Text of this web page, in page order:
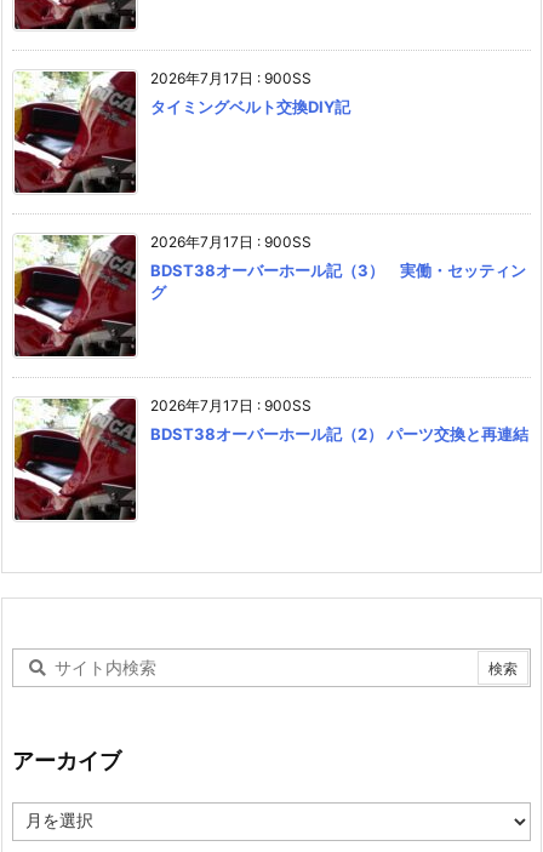
2026年7月17日 : 900SS
タイミングベルト交換DIY記
2026年7月17日 : 900SS
BDST38オーバーホール記（3） 実働・セッティン
グ
2026年7月17日 : 900SS
BDST38オーバーホール記（2） パーツ交換と再連結
アーカイブ
ー